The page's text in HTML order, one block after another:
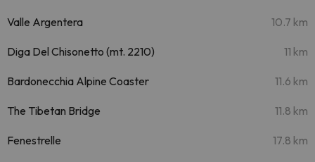
Valle Argentera 10.7 km
Diga Del Chisonetto (mt. 2210) 11 km
Bardonecchia Alpine Coaster 11.6 km
The Tibetan Bridge 11.8 km
Fenestrelle 17.8 km